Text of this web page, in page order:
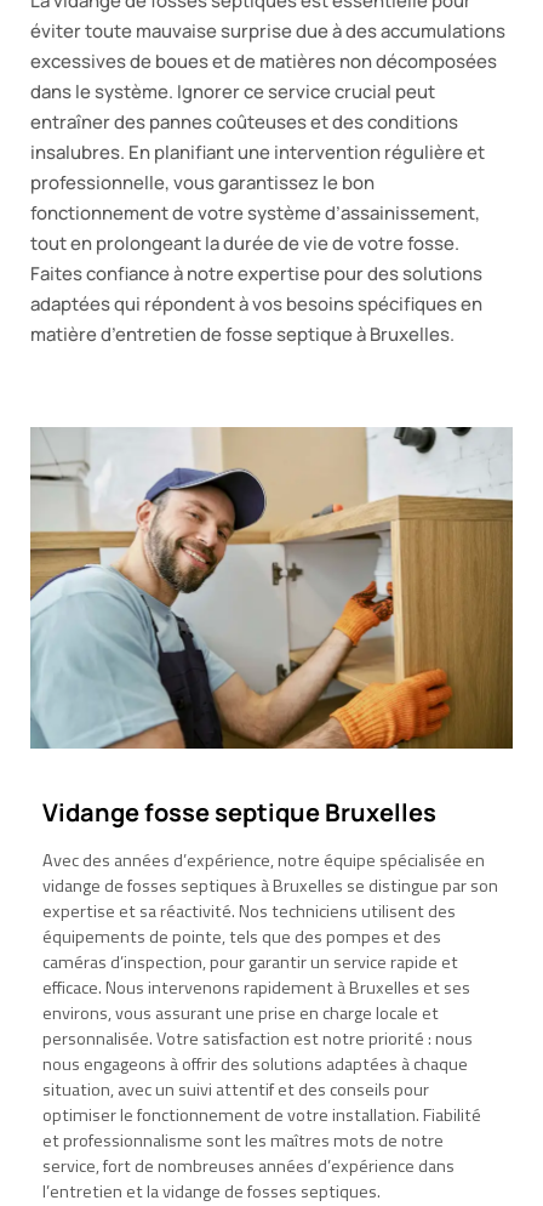
éviter toute mauvaise surprise due à des accumulations
excessives de boues et de matières non décomposées
dans le système. Ignorer ce service crucial peut
entraîner des pannes coûteuses et des conditions
insalubres. En planifiant une intervention régulière et
professionnelle, vous garantissez le bon
fonctionnement de votre système d’assainissement,
tout en prolongeant la durée de vie de votre fosse.
Faites confiance à notre expertise pour des solutions
adaptées qui répondent à vos besoins spécifiques en
matière d’entretien de fosse septique à Bruxelles.
Vidange fosse septique Bruxelles
Avec des années d’expérience, notre équipe spécialisée en
vidange de fosses septiques à Bruxelles se distingue par son
expertise et sa réactivité. Nos techniciens utilisent des
équipements de pointe, tels que des pompes et des
caméras d’inspection, pour garantir un service rapide et
efficace. Nous intervenons rapidement à Bruxelles et ses
environs, vous assurant une prise en charge locale et
personnalisée. Votre satisfaction est notre priorité : nous
nous engageons à offrir des solutions adaptées à chaque
situation, avec un suivi attentif et des conseils pour
optimiser le fonctionnement de votre installation. Fiabilité
et professionnalisme sont les maîtres mots de notre
service, fort de nombreuses années d’expérience dans
l’entretien et la vidange de fosses septiques.